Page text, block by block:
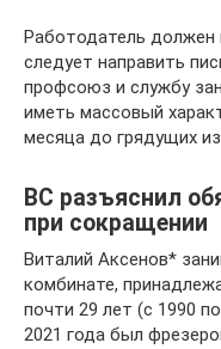
Работодатель должен
следует направить
профсоюз и службу
иметь массовый
месяца до грядущих
ВС разъяснил
при сокращении
Виталий Аксенов*
комбинате,
почти 29 лет (с 1990
2021 года был